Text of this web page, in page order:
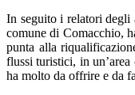
In seguito i relatori degli
comune di Comacchio,
punta alla
flussi turistici, in
ha molto da offrire e da